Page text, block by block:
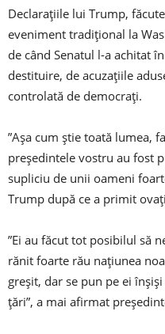
Declaraţiile lui Trump,
eveniment tradiţional la
de când Senatul l-a achitat
destituire, de acuzaţiile
controlată de democraţi.
”Aşa cum ştie toată lumea,
preşedintele vostru au fost
supliciu de unii oameni
Trump după ce a primit
”Ei au făcut tot posibilul să
rănit foarte rău naţiunea
greşit, dar se pun pe ei
ţări”, a mai afirmat